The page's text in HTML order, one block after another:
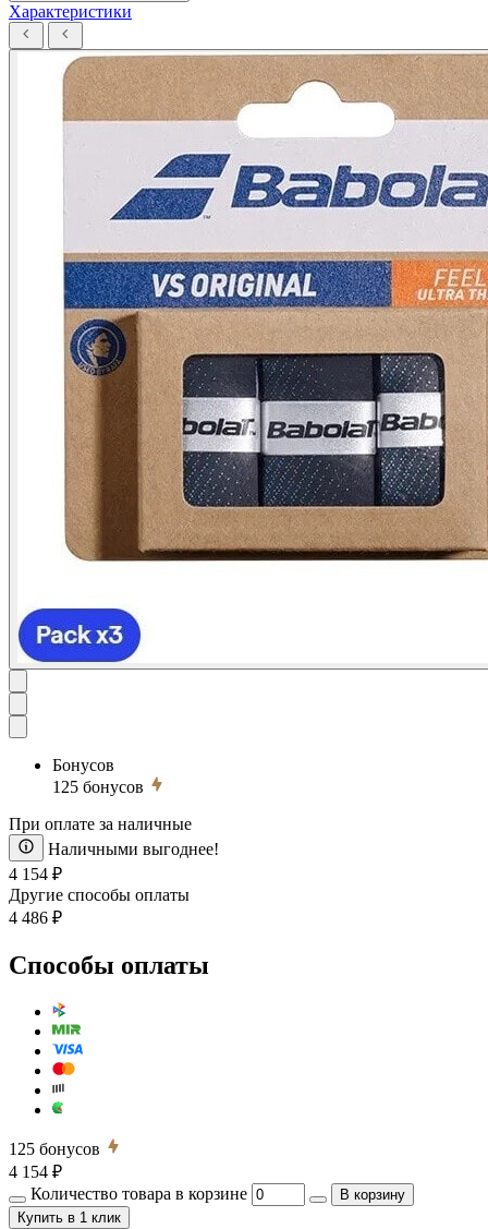
Характеристики
Бонусов
125 бонусов
При оплате за наличные
Наличными выгоднее!
4 154 ₽
Другие способы оплаты
4 486 ₽
Способы оплаты
125 бонусов
4 154 ₽
Количество товара в корзине
В корзину
Купить в 1 клик